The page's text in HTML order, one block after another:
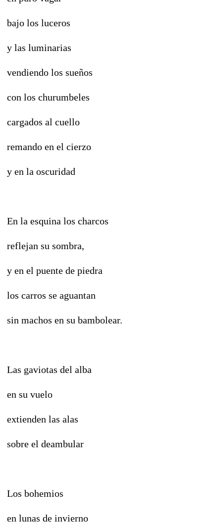
bajo los luceros
y las luminarias
vendiendo los sueños
con los churumbeles
cargados al cuello
remando en el cierzo
y en la oscuridad
En la esquina los charcos
reflejan su sombra,
y en el puente de piedra
los carros se aguantan
sin machos en su bambolear.
Las gaviotas del alba
en su vuelo
extienden las alas
sobre el deambular
Los bohemios
en lunas de invierno